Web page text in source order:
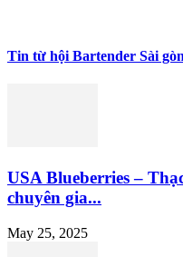
Tin từ hội Bartender Sài gòn
USA Blueberries –
chuyên gia...
May 25, 2025